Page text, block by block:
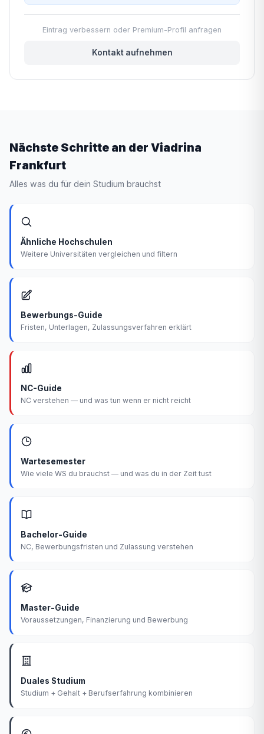
Eintrag verbessern oder Premium-Profil anfragen
Kontakt aufnehmen
Nächste Schritte an der Viadrina
Frankfurt
Alles was du für dein Studium brauchst
Ähnliche Hochschulen
Weitere Universitäten vergleichen und filtern
Bewerbungs-Guide
Fristen, Unterlagen, Zulassungsverfahren erklärt
NC-Guide
NC verstehen — und was tun wenn er nicht reicht
Wartesemester
Wie viele WS du brauchst — und was du in der Zeit tust
Bachelor-Guide
NC, Bewerbungsfristen und Zulassung verstehen
Master-Guide
Voraussetzungen, Finanzierung und Bewerbung
Duales Studium
Studium + Gehalt + Berufserfahrung kombinieren